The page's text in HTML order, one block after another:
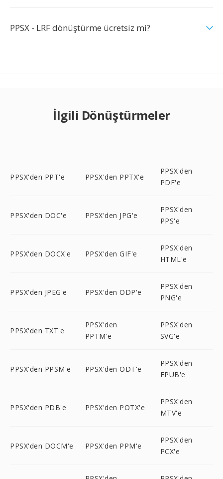
PPSX - LRF dönüştürme ücretsiz mi?
İlgili Dönüştürmeler
PPSX'den PPT'e PPSX'den PPTX'e
PPSX'den
PDF'e
PPSX'den DOC'e PPSX'den JPG'e
PPSX'den
PPS'e
PPSX'den DOCX'e PPSX'den GIF'e
PPSX'den
HTML'e
PPSX'den JPEG'e PPSX'den ODP'e
PPSX'den
PNG'e
PPSX'den TXT'e
PPSX'den
PPTM'e
PPSX'den
SVG'e
PPSX'den PPSM'e PPSX'den ODT'e
PPSX'den
EPUB'e
PPSX'den PDB'e PPSX'den POTX'e
PPSX'den
MTV'e
PPSX'den DOCM'e PPSX'den PPM'e
PPSX'den
PCX'e